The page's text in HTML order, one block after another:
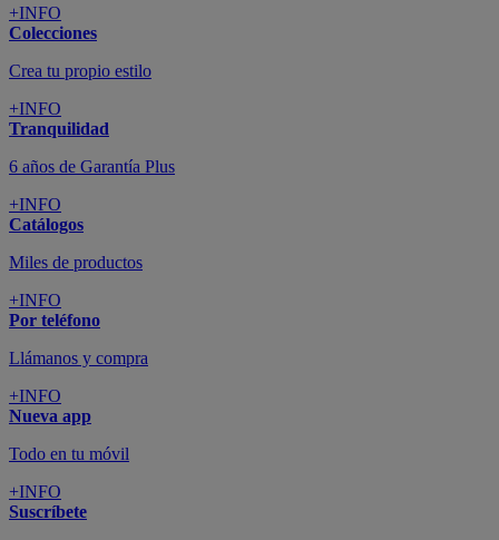
+INFO
Colecciones
Crea tu propio estilo
+INFO
Tranquilidad
6 años de Garantía Plus
+INFO
Catálogos
Miles de productos
+INFO
Por teléfono
Llámanos y compra
+INFO
Nueva app
Todo en tu móvil
+INFO
Suscríbete